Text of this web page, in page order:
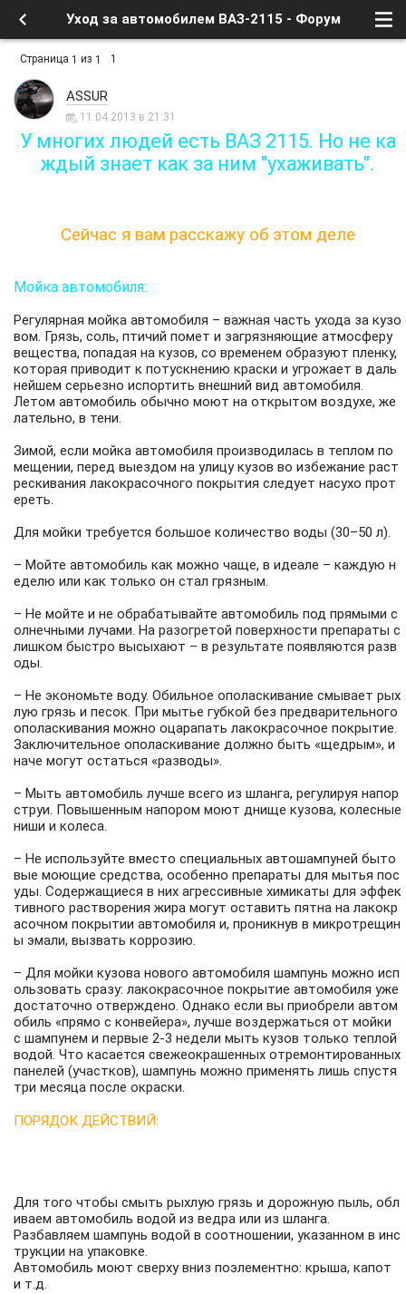
Уход за автомобилем ВАЗ-2115 - Форум
Страница 1 из 1 1
ASSUR
11.04.2013 в 21:31
У многих людей есть ВАЗ 2115. Но не ка
ждый знает как за ним "ухаживать".
Сейчас я вам расскажу об этом деле
Мойка автомобиля:
Регулярная мойка автомобиля – важная часть ухода за кузо
вом. Грязь, соль, птичий помет и загрязняющие атмосферу
вещества, попадая на кузов, со временем образуют пленку,
которая приводит к потускнению краски и угрожает в даль
нейшем серьезно испортить внешний вид автомобиля.
Летом автомобиль обычно моют на открытом воздухе, же
лательно, в тени.
Зимой, если мойка автомобиля производилась в теплом по
мещении, перед выездом на улицу кузов во избежание раст
рескивания лакокрасочного покрытия следует насухо прот
ереть.
Для мойки требуется большое количество воды (30–50 л).
– Мойте автомобиль как можно чаще, в идеале – каждую н
еделю или как только он стал грязным.
– Не мойте и не обрабатывайте автомобиль под прямыми с
олнечными лучами. На разогретой поверхности препараты с
лишком быстро высыхают – в результате появляются разв
оды.
– Не экономьте воду. Обильное ополаскивание смывает рых
лую грязь и песок. При мытье губкой без предварительного
ополаскивания можно оцарапать лакокрасочное покрытие.
Заключительное ополаскивание должно быть «щедрым», и
наче могут остаться «разводы».
– Мыть автомобиль лучше всего из шланга, регулируя напор
струи. Повышенным напором моют днище кузова, колесные
ниши и колеса.
– Не используйте вместо специальных автошампуней быто
вые моющие средства, особенно препараты для мытья пос
уды. Содержащиеся в них агрессивные химикаты для эффек
тивного растворения жира могут оставить пятна на лакокр
асочном покрытии автомобиля и, проникнув в микротрещин
ы эмали, вызвать коррозию.
– Для мойки кузова нового автомобиля шампунь можно исп
ользовать сразу: лакокрасочное покрытие автомобиля уже
достаточно отверждено. Однако если вы приобрели автом
обиль «прямо с конвейера», лучше воздержаться от мойки
с шампунем и первые 2-3 недели мыть кузов только теплой
водой. Что касается свежеокрашенных отремонтированных
панелей (участков), шампунь можно применять лишь спустя
три месяца после окраски.
ПОРЯДОК ДЕЙСТВИЙ:
Для того чтобы смыть рыхлую грязь и дорожную пыль, обл
иваем автомобиль водой из ведра или из шланга.
Разбавляем шампунь водой в соотношении, указанном в инс
трукции на упаковке.
Автомобиль моют сверху вниз поэлементно: крыша, капот
и т.д.